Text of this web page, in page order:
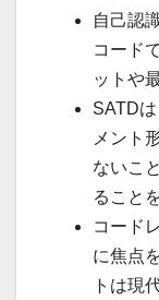
自己認
コード
ットや
SATD
メント
ないこ
ること
コード
に焦点
トは現